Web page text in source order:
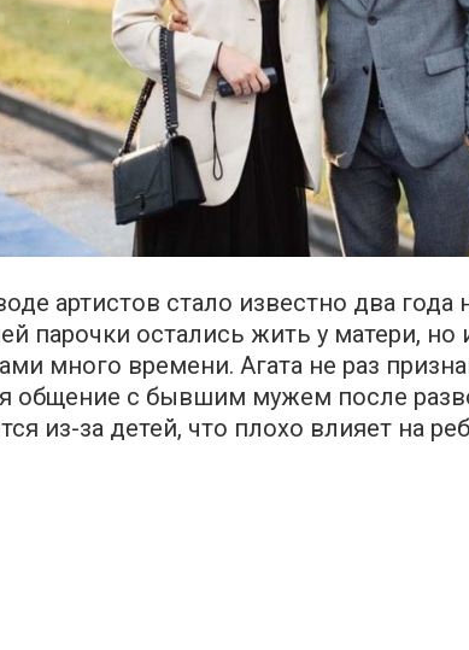
артистов стало известно два года
парочки остались жить у матери, но
много времени. Агата не раз
общение с бывшим мужем после
из-за детей, что плохо влияет на